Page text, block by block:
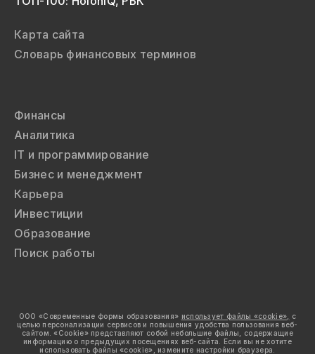
Карта сайта
Словарь финансовых терминов
Финансы
Аналитика
IT и программирование
Бизнес и менеджмент
Карьера
Инвестиции
Образование
Поиск работы
ООО «Современные формы образования» использует файлы «cookie»,
с
целью персонализации сервисов и повышения удобства пользования веб-
сайтом. «Cookie» представляют собой небольшие файлы, содержащие
информацию о предыдущих посещениях веб-сайта. Если вы не хотите
использовать файлы «cookie», измените настройки браузера.